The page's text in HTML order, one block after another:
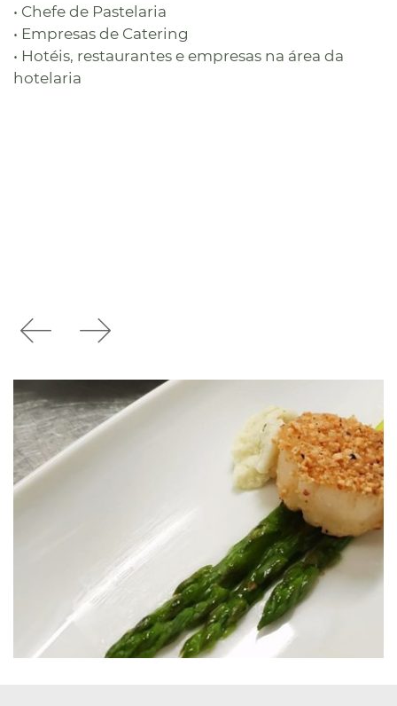
• Chefe de Pastelaria
• Empresas de Catering
• Hotéis, restaurantes e empresas na área da
hotelaria